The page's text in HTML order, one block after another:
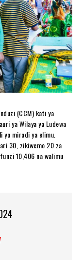
(CCM) kati ya
ya Wilaya ya Ludewa
miradi ya elimu.
30, zikiwemo 20 za
10,406 na walimu